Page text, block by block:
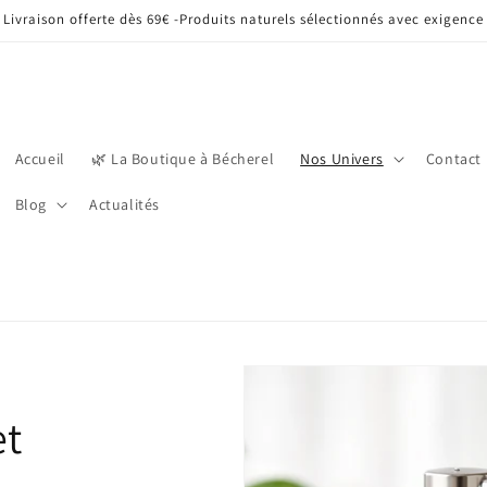
Livraison offerte dès 69€ -Produits naturels sélectionnés avec exigence
Accueil 🌿 La Boutique à Bécherel Nos Univers Contact
Blog Actualités